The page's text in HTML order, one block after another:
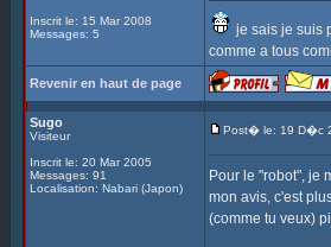
Inscrit le: 15 Mar 2008
Messages: 5
je sais je suis
comme a tous
Revenir en haut de page
Sugo
Visiteur
Inscrit le: 20 Mar 2005
Messages: 91
Localisation: Nabari (Japon)
Post� le: 19 D�c
Pour le "robot", je
mon avis, c'est
(comme tu veux)